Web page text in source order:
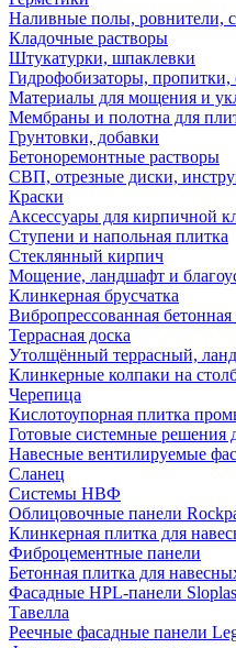
Наливные полы, ровнители,
Кладочные растворы
Штукатурки, шпаклевки
Гидрофобизаторы, пропитки,
Материалы для мощения и
Мембраны и полотна для
Грунтовки, добавки
Бетоноремонтные растворы
СВП, отрезные диски,
Краски
Аксессуары для кирпичной
Ступени и напольная плитка
Cтеклянный кирпич
Мощение, ландшафт и
Клинкерная брусчатка
Вибропрессованная бетонная
Террасная доска
Утолщённый террасный,
Клинкерные колпаки на
Черепица
Кислотоупорная плитка
Готовые системные решения
Навесные вентилируемые
Сланец
Системы НВФ
Облицовочные панели
Клинкерная плитка для
Фиброцементные панели
Бетонная плитка для
Фасадные HPL-панели
Тавелла
Реечные фасадные панели